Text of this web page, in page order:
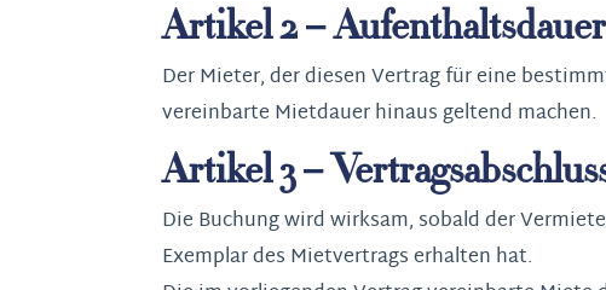
Artikel 2 – Aufenthaltsdauer
Der Mieter, der diesen Vertrag für eine
vereinbarte Mietdauer hinaus geltend machen.
Artikel 3 –
Die Buchung wird wirksam, sobald der
Exemplar des Mietvertrags erhalten hat.